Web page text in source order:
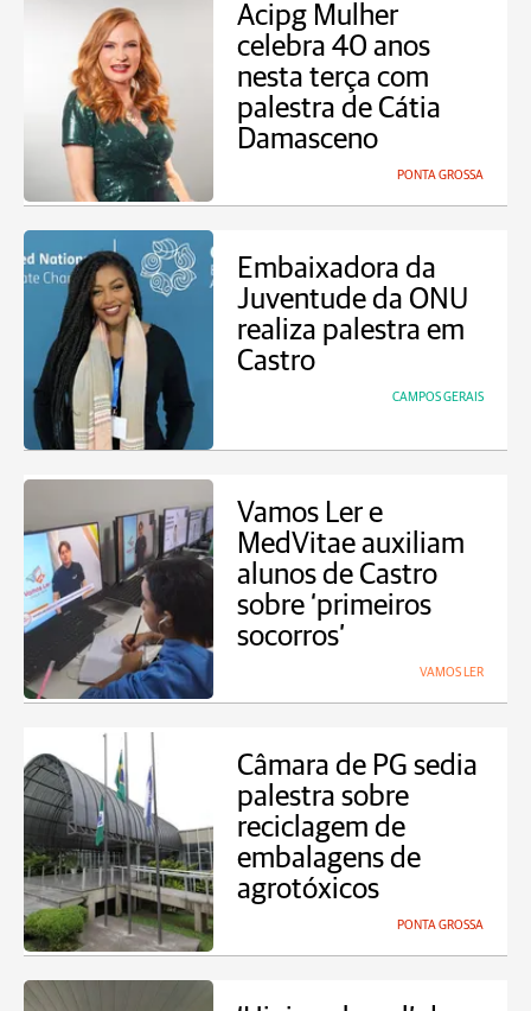
Acipg Mulher
celebra 40 anos
nesta terça com
palestra de Cátia
Damasceno
PONTA GROSSA
Embaixadora da
Juventude da ONU
realiza palestra em
Castro
CAMPOS GERAIS
Vamos Ler e
MedVitae auxiliam
alunos de Castro
sobre ‘primeiros
socorros’
VAMOS LER
Câmara de PG sedia
palestra sobre
reciclagem de
embalagens de
agrotóxicos
PONTA GROSSA